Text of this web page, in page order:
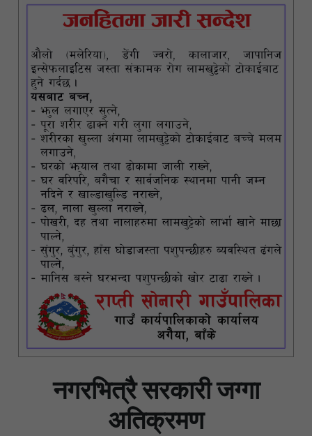
नगरभित्रै सरकारी जग्गा
अतिक्रमण